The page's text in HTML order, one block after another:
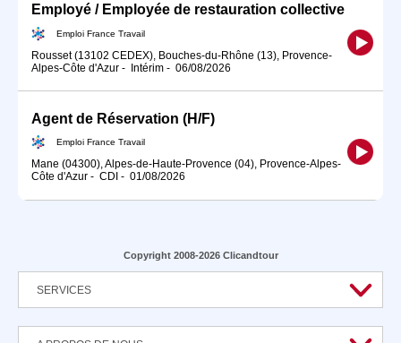
Employé / Employée de restauration collective
Emploi France Travail
Rousset (13102 CEDEX), Bouches-du-Rhône (13), Provence-
Alpes-Côte d'Azur - Intérim - 06/08/2026
Agent de Réservation (H/F)
Emploi France Travail
Mane (04300), Alpes-de-Haute-Provence (04), Provence-Alpes-
Côte d'Azur - CDI - 01/08/2026
Copyright 2008-2026 Clicandtour
SERVICES